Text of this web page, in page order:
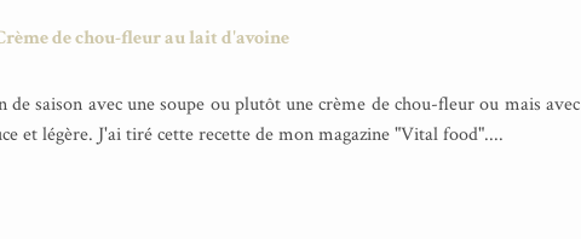
saison avec une soupe ou plutôt une crème de chou-fleur ou mais avec
et légère. J'ai tiré cette recette de mon magazine "Vital food"....